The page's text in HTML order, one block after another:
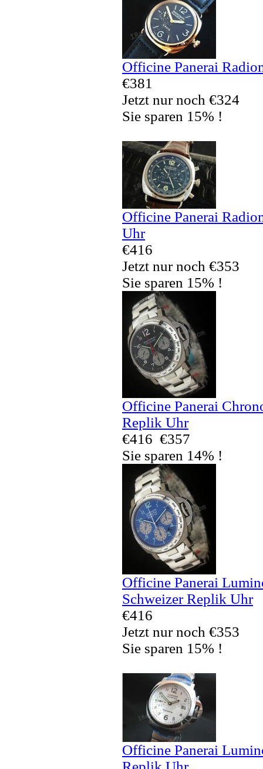
Officine Panerai
€381
Jetzt nur noch €324
Sie sparen 15% !
Officine Panerai
Uhr
€416
Jetzt nur noch €353
Sie sparen 15% !
Officine Panerai
Replik Uhr
€416 €357
Sie sparen 14% !
Officine Panerai
Schweizer Replik Uhr
€416
Jetzt nur noch €353
Sie sparen 15% !
Officine Panerai